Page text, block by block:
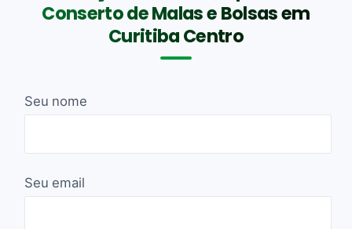
Conserto de Malas e Bolsas em
Curitiba Centro
Seu nome
Seu email